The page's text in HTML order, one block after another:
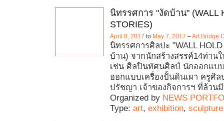
นิทรรศการ "งัดบ้าน" (WALL
STORIES)
April 8, 2017 to May 7, 2017 –Art Bridge
นิทรรศการศิลปะ "WALL
บ้าน) จากนักสร้างสรรค์14ท่าน
เช่น ศิลปินทัศนศิลป์ นักออกแ
ออกแบบเครื่องปั้นดินเผา ครูศิ
ปรัชญา เจ้าของกิจการฯ ที่ล้วน
Organized by NEWS
Type: art, exhibition, sculpture